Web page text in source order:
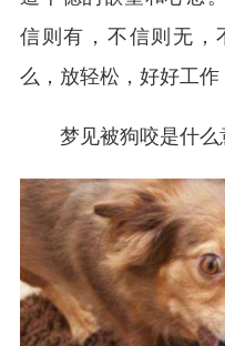
信则有，不信则无，
么，放轻松，好好工
梦见被狗咬是什么